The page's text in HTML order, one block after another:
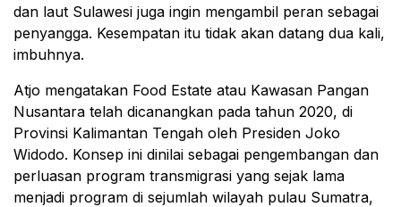
dan laut Sulawesi juga ingin mengambil peran sebagai
penyangga. Kesempatan itu tidak akan datang dua kali,
imbuhnya.
Atjo mengatakan Food Estate atau Kawasan Pangan
Nusantara telah dicanangkan pada tahun 2020, di
Provinsi Kalimantan Tengah oleh Presiden Joko
Widodo. Konsep ini dinilai sebagai pengembangan dan
perluasan program transmigrasi yang sejak lama
menjadi program di sejumlah wilayah pulau Sumatra,